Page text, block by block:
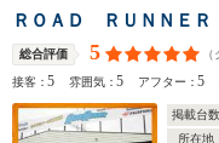
ＲＯＡＤ ＲＵＮＮＥＲ
総合評価 5
接客：5 雰囲気：5 アフター：5
掲載台数
所在地